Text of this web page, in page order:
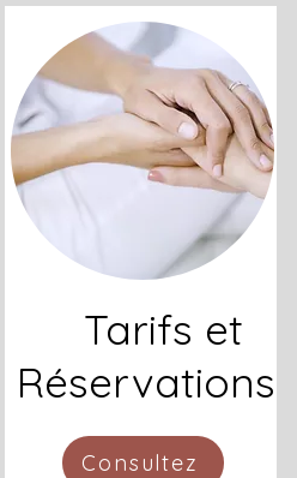
Tarifs et
Réservations
Consultez